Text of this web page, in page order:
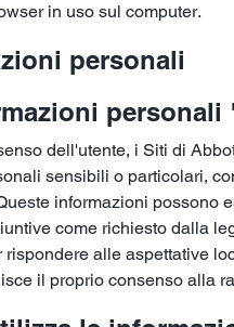
in uso sul computer.
personali
dell'utente, i Siti di
sensibili o particolari,
informazioni
come richiesto dalla
alle aspettative
il proprio consenso alla